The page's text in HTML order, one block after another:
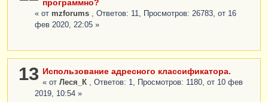
программно?
« от mzforums
, Ответов: 11, Просмотров: 26783, от 16
фев 2020, 22:05 »
13 Использование адресного классификатора.
« от Леся_К
, Ответов: 1, Просмотров: 1180, от 10 фев
2019, 10:54 »